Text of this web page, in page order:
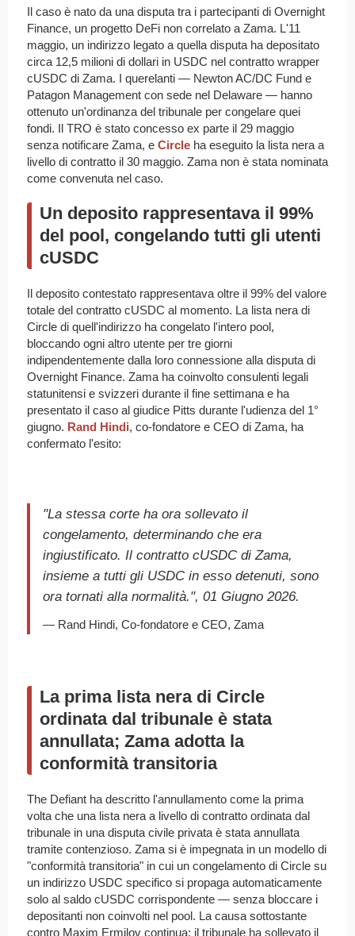
Il caso è nato da una disputa tra i partecipanti di Overnight
Finance, un progetto DeFi non correlato a Zama. L'11
maggio, un indirizzo legato a quella disputa ha depositato
circa 12,5 milioni di dollari in USDC nel contratto wrapper
cUSDC di Zama. I querelanti — Newton AC/DC Fund e
Patagon Management con sede nel Delaware — hanno
ottenuto un'ordinanza del tribunale per congelare quei
fondi. Il TRO è stato concesso ex parte il 29 maggio
senza notificare Zama, e Circle ha eseguito la lista nera a
livello di contratto il 30 maggio. Zama non è stata nominata
come convenuta nel caso.
Un deposito rappresentava il 99%
del pool, congelando tutti gli utenti
cUSDC
Il deposito contestato rappresentava oltre il 99% del valore
totale del contratto cUSDC al momento. La lista nera di
Circle di quell'indirizzo ha congelato l'intero pool,
bloccando ogni altro utente per tre giorni
indipendentemente dalla loro connessione alla disputa di
Overnight Finance. Zama ha coinvolto consulenti legali
statunitensi e svizzeri durante il fine settimana e ha
presentato il caso al giudice Pitts durante l'udienza del 1°
giugno. Rand Hindi, co-fondatore e CEO di Zama, ha
confermato l'esito:
"La stessa corte ha ora sollevato il
congelamento, determinando che era
ingiustificato. Il contratto cUSDC di Zama,
insieme a tutti gli USDC in esso detenuti, sono
ora tornati alla normalità.", 01 Giugno 2026.
— Rand Hindi, Co-fondatore e CEO, Zama
La prima lista nera di Circle
ordinata dal tribunale è stata
annullata; Zama adotta la
conformità transitoria
The Defiant ha descritto l'annullamento come la prima
volta che una lista nera a livello di contratto ordinata dal
tribunale in una disputa civile privata è stata annullata
tramite contenzioso. Zama si è impegnata in un modello di
"conformità transitoria" in cui un congelamento di Circle su
un indirizzo USDC specifico si propaga automaticamente
solo al saldo cUSDC corrispondente — senza bloccare i
depositanti non coinvolti nel pool. La causa sottostante
contro Maxim Ermilov continua; il tribunale ha sollevato il